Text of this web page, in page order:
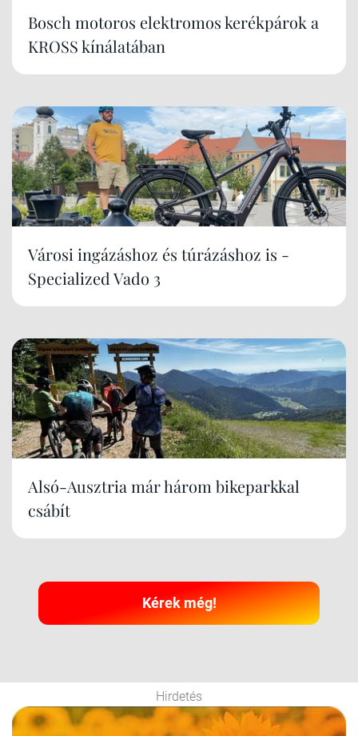
Bosch motoros elektromos kerékpárok a
KROSS kínálatában
Városi ingázáshoz és túrázáshoz is -
Specialized Vado 3
Alsó-Ausztria már három bikeparkkal
csábít
Kérek még!
Hirdetés